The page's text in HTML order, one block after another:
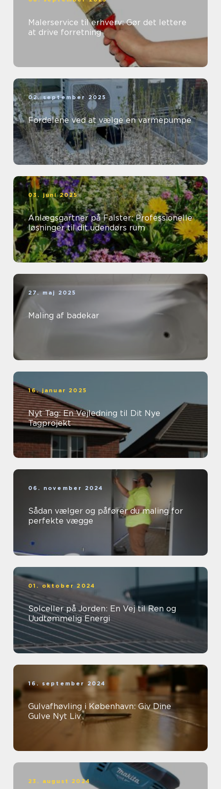
Malerservice til erhverv: Gør det lettere
at drive forretning
02. september 2025
Fordelene ved at vælge en varmepumpe
03. juni 2025
Anlægsgartner på Falster: Professionelle
løsninger til dit udendørs rum
27. maj 2025
Maling af badekar
16. januar 2025
Nyt Tag: En Vejledning til Dit Nye
Tagprojekt
06. november 2024
Sådan vælger og påfører du maling for
perfekte vægge
01. oktober 2024
Solceller på Jorden: En Vej til Ren og
Uudtømmelig Energi
16. september 2024
Gulvafhøvling i København: Giv Dine
Gulve Nyt Liv
23. august 2024